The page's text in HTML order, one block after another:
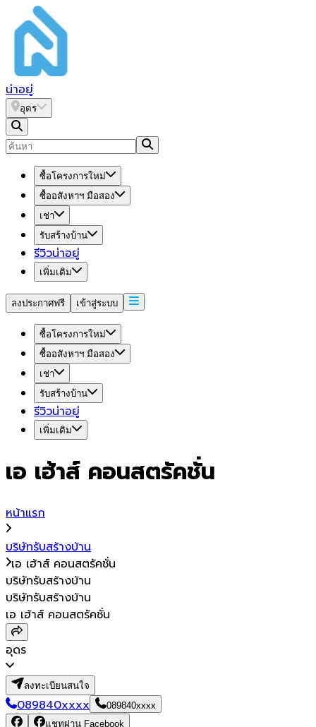
น่าอยู่
อุดร
ซื้อโครงการใหม่
ซื้ออสังหาฯ มือสอง
เช่า
รับสร้างบ้าน
รีวิวน่าอยู่
เพิ่มเติม
ลงประกาศฟรี เข้าสู่ระบบ
ซื้อโครงการใหม่
ซื้ออสังหาฯ มือสอง
เช่า
รับสร้างบ้าน
รีวิวน่าอยู่
เพิ่มเติม
เอ เฮ้าส์ คอนสตรัคชั่น
หน้าแรก
บริษัทรับสร้างบ้าน
เอ เฮ้าส์ คอนสตรัคชั่น
บริษัทรับสร้างบ้าน
บริษัทรับสร้างบ้าน
เอ เฮ้าส์ คอนสตรัคชั่น
อุดร
ลงทะเบียนสนใจ
089840xxxx
089840xxxx
แชทผ่าน Facebook